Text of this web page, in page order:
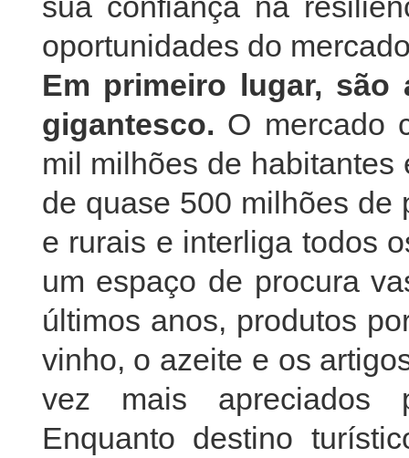
oportunidades do
Em primeiro lugar, são
gigantesco. O mercado
mil milhões de
de quase 500 milhões de
e rurais e interliga todos
um espaço de procura
últimos anos, produtos
vinho, o azeite e os
vez mais apreciados
Enquanto destino